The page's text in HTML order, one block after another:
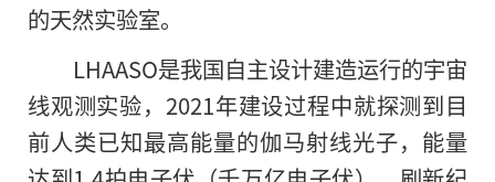
的天然实验室。
LHAASO是我国自主设计建造运行的宇宙
线观测实验，2021年建设过程中就探测到目
前人类已知最高能量的伽马射线光子，能量